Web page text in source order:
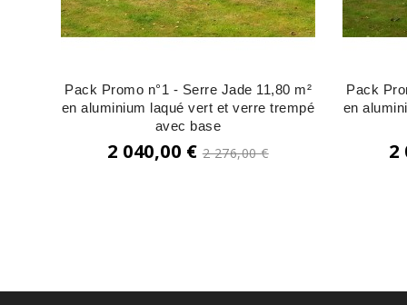
Pack Promo n°1 - Serre Jade 11,80 m²
en aluminium laqué vert et verre trempé
avec base
2 040,00 €Prix
2 276,00 €
Pack
en
2